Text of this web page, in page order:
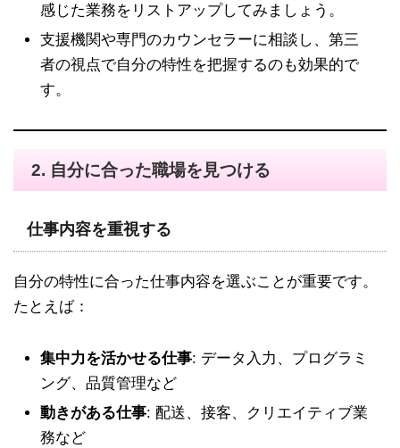
感じた業務をリストアップしてみましょう。
支援機関や専門のカウンセラーに相談し、第三
者の視点で自分の特性を把握するのも効果的で
す。
2. 自分に合った職場を見つける
仕事内容を重視する
自分の特性に合った仕事内容を選ぶことが重要です。
たとえば：
集中力を活かせる仕事: データ入力、プログラミ
ング、品質管理など
動きがある仕事: 配送、接客、クリエイティブ業
務など